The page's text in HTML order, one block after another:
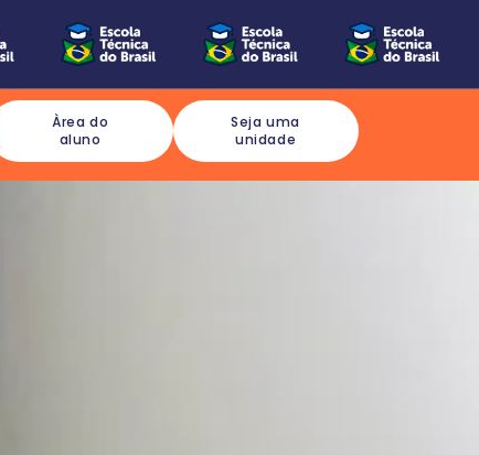
Àrea do
aluno
Seja uma
unidade